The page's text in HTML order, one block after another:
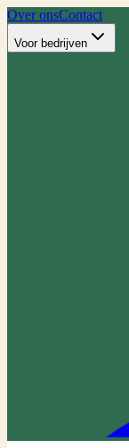
Over onsContact
Voor bedrijven